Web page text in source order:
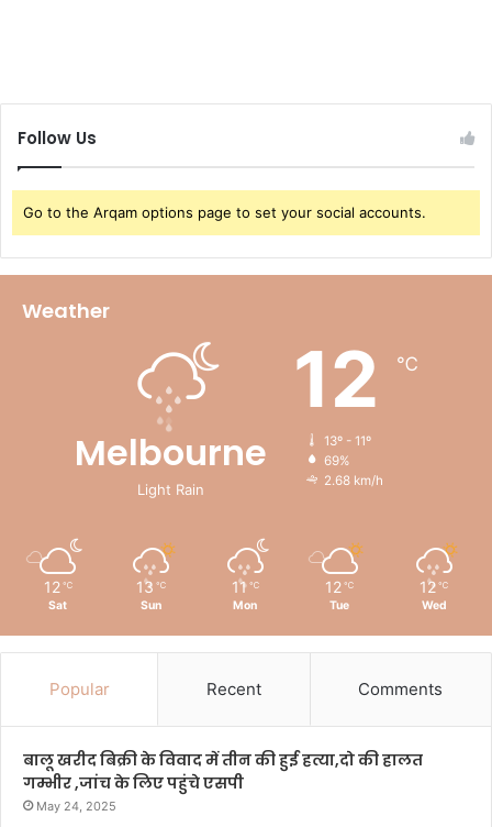
Follow Us
Go to the Arqam options page to set your social accounts.
Weather
Melbourne
Light Rain
12 ℃
13º - 11º
69%
2.68 km/h
12 ℃
Sat
13 ℃
Sun
11 ℃
Mon
12 ℃
Tue
12 ℃
Wed
Popular Recent Comments
बालू खरीद बिक्री के विवाद में तीन की हुई हत्या,दो की हालत
गम्भीर ,जांच के लिए पहुंचे एसपी
May 24, 2025